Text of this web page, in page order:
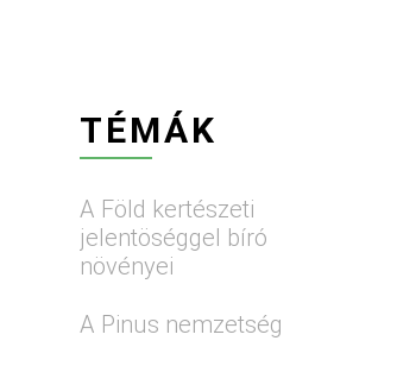
TÉMÁK
A Föld kertészeti
jelentöséggel bíró
növényei
A Pinus nemzetség